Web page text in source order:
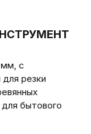
с
резки
бытового